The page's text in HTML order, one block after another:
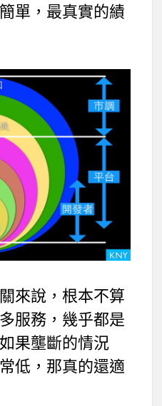
單，最真實的績
來說，根本不算
服務，幾乎都是
果壟斷的情況
低，那真的還適